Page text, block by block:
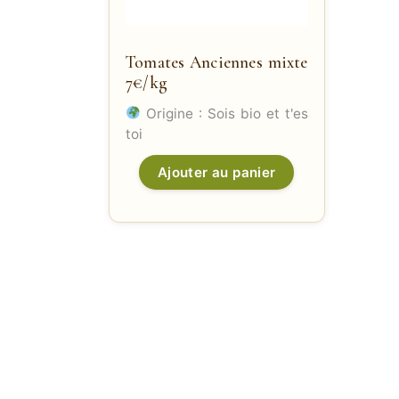
Tomates Anciennes mixte
7€/kg
Origine : Sois bio et t'es
toi
Ajouter au panier